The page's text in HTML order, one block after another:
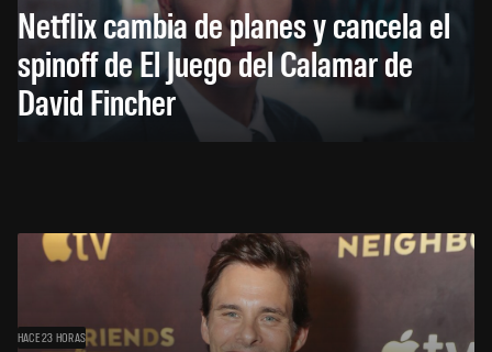
Netflix cambia de planes y cancela el
spinoff de El Juego del Calamar de
David Fincher
HACE 23 HORAS